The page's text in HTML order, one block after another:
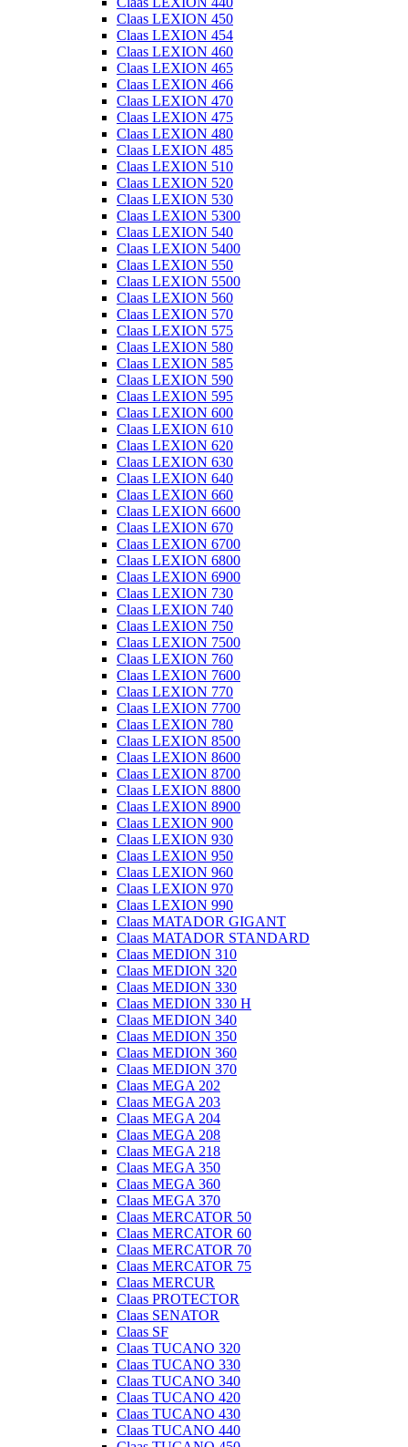
Claas LEXION 450
Claas LEXION 454
Claas LEXION 460
Claas LEXION 465
Claas LEXION 466
Claas LEXION 470
Claas LEXION 475
Claas LEXION 480
Claas LEXION 485
Claas LEXION 510
Claas LEXION 520
Claas LEXION 530
Claas LEXION 5300
Claas LEXION 540
Claas LEXION 5400
Claas LEXION 550
Claas LEXION 5500
Claas LEXION 560
Claas LEXION 570
Claas LEXION 575
Claas LEXION 580
Claas LEXION 585
Claas LEXION 590
Claas LEXION 595
Claas LEXION 600
Claas LEXION 610
Claas LEXION 620
Claas LEXION 630
Claas LEXION 640
Claas LEXION 660
Claas LEXION 6600
Claas LEXION 670
Claas LEXION 6700
Claas LEXION 6800
Claas LEXION 6900
Claas LEXION 730
Claas LEXION 740
Claas LEXION 750
Claas LEXION 7500
Claas LEXION 760
Claas LEXION 7600
Claas LEXION 770
Claas LEXION 7700
Claas LEXION 780
Claas LEXION 8500
Claas LEXION 8600
Claas LEXION 8700
Claas LEXION 8800
Claas LEXION 8900
Claas LEXION 900
Claas LEXION 930
Claas LEXION 950
Claas LEXION 960
Claas LEXION 970
Claas LEXION 990
Claas MATADOR GIGANT
Claas MATADOR STANDARD
Claas MEDION 310
Claas MEDION 320
Claas MEDION 330
Claas MEDION 330 H
Claas MEDION 340
Claas MEDION 350
Claas MEDION 360
Claas MEDION 370
Claas MEGA 202
Claas MEGA 203
Claas MEGA 204
Claas MEGA 208
Claas MEGA 218
Claas MEGA 350
Claas MEGA 360
Claas MEGA 370
Claas MERCATOR 50
Claas MERCATOR 60
Claas MERCATOR 70
Claas MERCATOR 75
Claas MERCUR
Claas PROTECTOR
Claas SENATOR
Claas SF
Claas TUCANO 320
Claas TUCANO 330
Claas TUCANO 340
Claas TUCANO 420
Claas TUCANO 430
Claas TUCANO 440